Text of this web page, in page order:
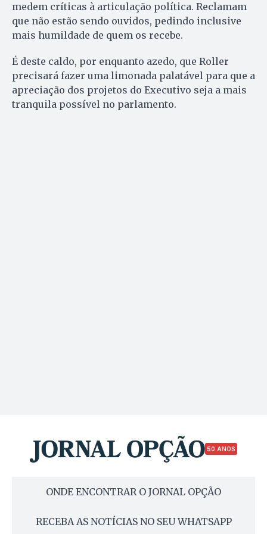
medem críticas à articulação política. Reclamam
que não estão sendo ouvidos, pedindo inclusive
mais humildade de quem os recebe.
É deste caldo, por enquanto azedo, que Roller
precisará fazer uma limonada palatável para que a
apreciação dos projetos do Executivo seja a mais
tranquila possível no parlamento.
50 ANOS
ONDE ENCONTRAR O JORNAL OPÇÃO
RECEBA AS NOTÍCIAS NO SEU WHATSAPP